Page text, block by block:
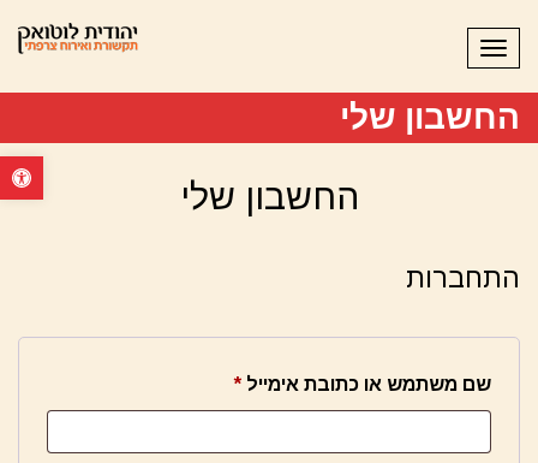
פתח
תפריט
החשבון שלי
החשבון שלי
התחברות
שם משתמש או כתובת אימייל *